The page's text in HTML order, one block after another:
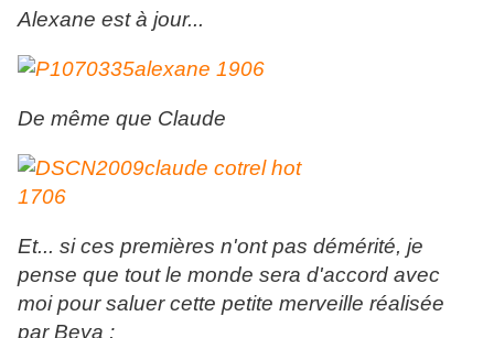
Alexane est à jour...
De même que Claude
Et... si ces premières n'ont pas démérité, je
pense que tout le monde sera d'accord avec
moi pour saluer cette petite merveille réalisée
par Beya :